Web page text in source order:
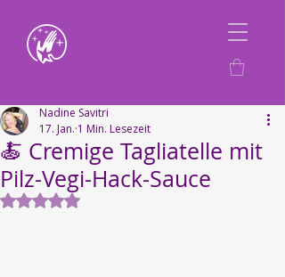
🍝 Cremige Tagliatelle mit
Pilz-Vegi-Hack-Sauce
Nadine Savitri
17. Jan. 1 Min. Lesezeit
Mit NaN von 5 Sternen bewertet.